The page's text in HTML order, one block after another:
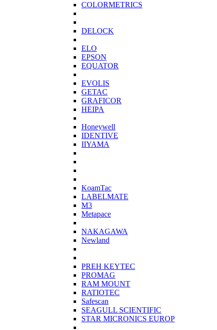
COLORMETRICS
DELOCK
ELO
EPSON
EQUATOR
EVOLIS
GETAC
GRAFICOR
HEIPA
Honeywell
IDENTIVE
IIYAMA
KoamTac
LABELMATE
M3
Metapace
NAKAGAWA
Newland
PREH KEYTEC
PROMAG
RAM MOUNT
RATIOTEC
Safescan
SEAGULL SCIENTIFIC
STAR MICRONICS EUROP